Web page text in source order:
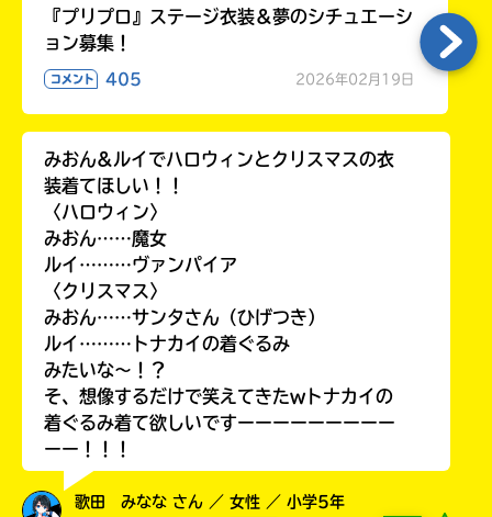
『プリプロ』ステージ衣装＆夢のシチュエーシ
ョン募集！
コメント 405 2026年02月19日
みおん&ルイでハロウィンとクリスマスの衣
装着てほしい！！
〈ハロウィン〉
みおん……魔女
ルイ………ヴァンパイア
〈クリスマス〉
みおん……サンタさん（ひげつき）
ルイ………トナカイの着ぐるみ
みたいな〜！？
そ、想像するだけで笑えてきたwトナカイの
着ぐるみ着て欲しいですーーーーーーーーー
ーー！！！
歌田 みなな さん ／ 女性 ／ 小学5年